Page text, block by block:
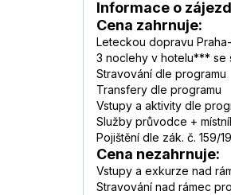
Informace o
Cena zahrnuje:
Leteckou dopravu
3 noclehy v hotelu*** se
Stravování dle programu
Transfery dle programu
Vstupy a aktivity dle
Služby průvodce +
Pojištění dle zák. č. 159/
Cena nezahrnuje:
Vstupy a exkurze nad
Stravování nad rámec